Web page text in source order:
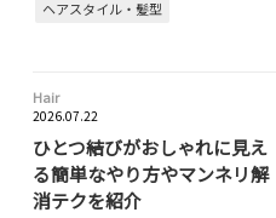
ヘアスタイル・髪型
Hair
2026.07.22
ひとつ結びがおしゃれに見え
る簡単なやり方やマンネリ解
消テクを紹介